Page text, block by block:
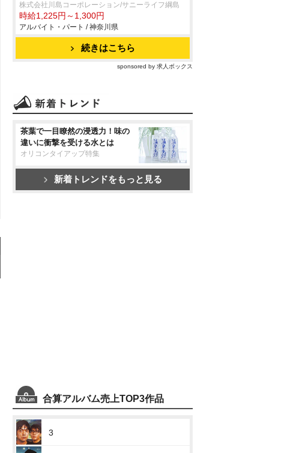
株式会社川島コーポレーション/サニーライフ綱島
時給1,225円～1,300円
アルバイト・パート / 神奈川県
続きはこちら
sponsored by 求人ボックス
茶葉で一目瞭然の浸透力！味の
違いに衝撃を受ける水とは
オリコンタイアップ特集
新着トレンドをもっと見る
合算アルバム売上TOP3作品
3